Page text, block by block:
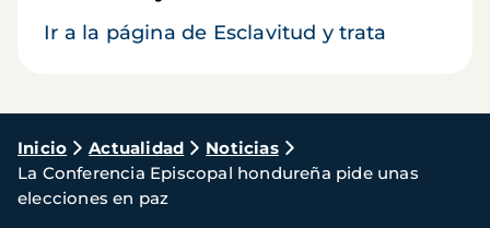
Ir a la página de Esclavitud y trata
Ruta
de
navegación
Inicio Actualidad
Noticias
La Conferencia Episcopal hondureña pide unas
elecciones en paz